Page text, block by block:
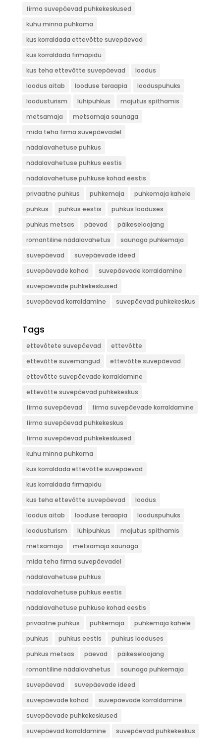
firma suvepäevad puhkekeskused
kuhu minna puhkama
kus korraldada ettevõtte suvepäevad
kus korraldada firmapidu
kus teha ettevõtte suvepäevad
loodus
loodus aitab
looduse teraapia
looduspuhuks
loodusturism
lühipuhkus
majutus spithamis
metsamaja
metsamaja saunaga
mida teha firma suvepäevadel
nädalavahetuse puhkus
nädalavahetuse puhkus eestis
nädalavahetuse puhkuse kohad eestis
privaatne puhkus
puhkemaja
puhkemaja kahele
puhkus
puhkus eestis
puhkus looduses
puhkus metsas
päevad
päikeseloojang
romantiline nädalavahetus
saunaga puhkemaja
suvepäevad
suvepäevade ideed
suvepäevade kohad
suvepäevade korraldamine
suvepäevade puhkekeskused
suvepäevad korraldamine
suvepäevad puhkekeskus
Tags
ettevõtete suvepäevad
ettevõtte
ettevõtte suvemängud
ettevõtte suvepäevad
ettevõtte suvepäevade korraldamine
ettevõtte suvepäevad puhkekeskus
firma suvepäevad
firma suvepäevade korraldamine
firma suvepäevad puhkekeskus
firma suvepäevad puhkekeskused
kuhu minna puhkama
kus korraldada ettevõtte suvepäevad
kus korraldada firmapidu
kus teha ettevõtte suvepäevad
loodus
loodus aitab
looduse teraapia
looduspuhuks
loodusturism
lühipuhkus
majutus spithamis
metsamaja
metsamaja saunaga
mida teha firma suvepäevadel
nädalavahetuse puhkus
nädalavahetuse puhkus eestis
nädalavahetuse puhkuse kohad eestis
privaatne puhkus
puhkemaja
puhkemaja kahele
puhkus
puhkus eestis
puhkus looduses
puhkus metsas
päevad
päikeseloojang
romantiline nädalavahetus
saunaga puhkemaja
suvepäevad
suvepäevade ideed
suvepäevade kohad
suvepäevade korraldamine
suvepäevade puhkekeskused
suvepäevad korraldamine
suvepäevad puhkekeskus